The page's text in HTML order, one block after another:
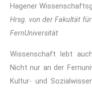
Hagener
Hrsg. von der Fakultät
FernUniversität
Wissenschaft lebt
Nicht nur an der
Kultur- und